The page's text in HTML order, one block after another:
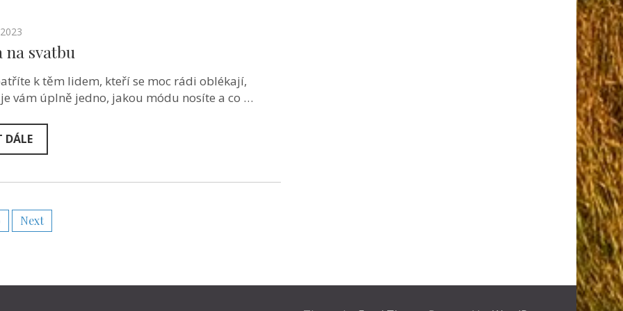
na svatbu
k těm lidem, kteří se moc rádi oblékají,
vám úplně jedno, jakou módu nosíte a co …
DÁLE
Next